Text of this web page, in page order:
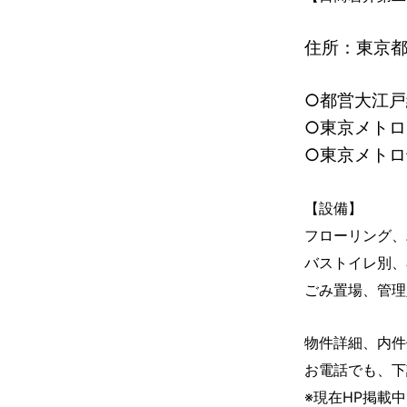
住所：東京
○都営大江
○東京メト
○東京メト
【設備】
フローリング
バストイレ別
ごみ置場、管
物件詳細、内
お電話でも、
※現在HP掲載